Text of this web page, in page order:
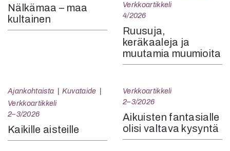
Nälkämaa – maa
kultainen
Verkkoartikkeli
4/2026
Ruusuja,
keräkaaleja ja
muutamia muumioita
Ajankohtaista
Kuvataide
Verkkoartikkeli
2–3/2026
Kaikille aisteille
Verkkoartikkeli
2–3/2026
Aikuisten fantasialle
olisi valtava kysyntä